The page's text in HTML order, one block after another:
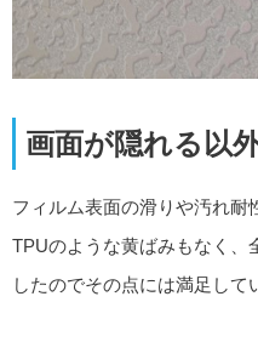
画面が隠れる以
フィルム表面の滑りや汚れ耐
TPUのような黄ばみもなく、
したのでその点には満足して